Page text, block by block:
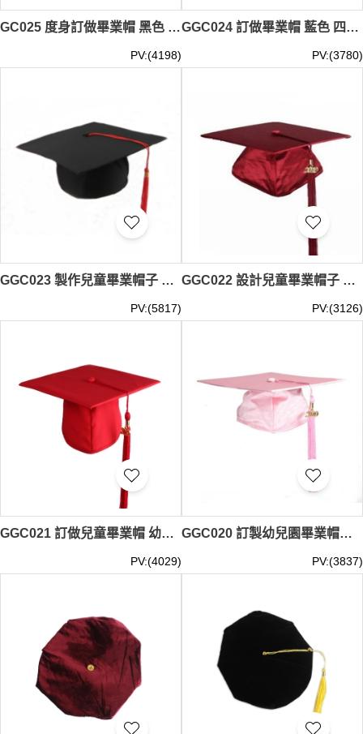
GC025 度身訂做畢業帽 黑色 四角帽 帽繩 兒童帽 畢業帽製造商
PV:(4198)
GGC024 訂做畢業帽 藍色 四方帽 院士帽 魔術貼 畢業帽製造商
PV:(3780)
GGC023 製作兒童畢業帽子 幼兒園畢業帽 博士帽 學位帽 頒獎典禮帽 畢業帽專門店 景盛幼稚園
PV:(5817)
GGC022 設計兒童畢業帽子 演出帽 頒獎禮帽 畢業帽製造商
PV:(3126)
GGC021 訂做兒童畢業帽 幼兒園學位帽 畢業帽供應商
PV:(4029)
GGC020 訂製幼兒園畢業帽子 小學生演出帽 畢業帽生產商
PV:(3837)